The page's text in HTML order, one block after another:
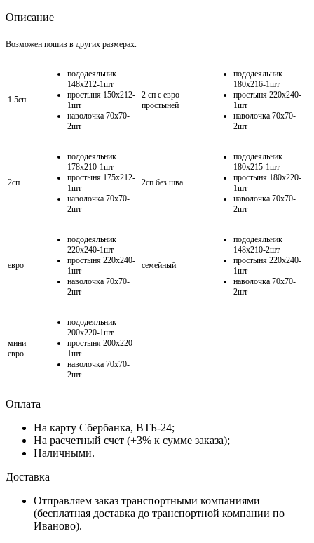
Описание
Возможен пошив в других размерах.
1.5сп
пододеяльник
148х212-1шт
простыня 150х212-
1шт
наволочка 70х70-
2шт
2 сп с евро
простыней
пододеяльник
180х216-1шт
простыня 220х240-
1шт
наволочка 70х70-
2шт
2сп
пододеяльник
178х210-1шт
простыня 175х212-
1шт
наволочка 70х70-
2шт
2сп без шва
пододеяльник
180х215-1шт
простыня 180х220-
1шт
наволочка 70х70-
2шт
евро
пододеяльник
220х240-1шт
простыня 220х240-
1шт
наволочка 70х70-
2шт
семейный
пододеяльник
148х210-2шт
простыня 220х240-
1шт
наволочка 70х70-
2шт
мини-
евро
пододеяльник
200х220-1шт
простыня 200х220-
1шт
наволочка 70х70-
2шт
Оплата
На карту Сбербанка, ВТБ-24;
На расчетный счет (+3% к сумме заказа);
Наличными.
Доставка
Отправляем заказ транспортными компаниями
(бесплатная доставка до транспортной компании по
Иваново).